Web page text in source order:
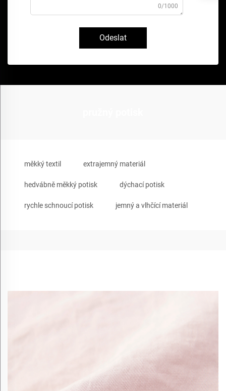
0/1000
Odeslat
měkký textil extrajemný materiál
hedvábně měkký potisk dýchací potisk
rychle schnoucí potisk jemný a vlhčící materiál